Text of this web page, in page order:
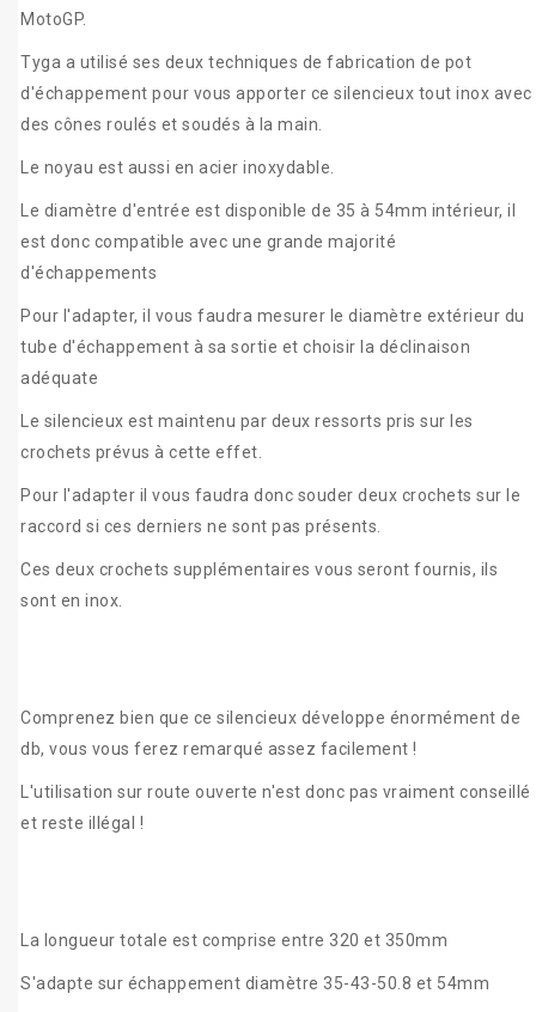
MotoGP.
Tyga a utilisé ses deux techniques de fabrication de pot
d'échappement pour vous apporter ce silencieux tout inox avec
des cônes roulés et soudés à la main.
Le noyau est aussi en acier inoxydable.
Le diamètre d'entrée est disponible de 35 à 54mm intérieur, il
est donc compatible avec une grande majorité
d'échappements
Pour l'adapter, il vous faudra mesurer le diamètre extérieur du
tube d'échappement à sa sortie et choisir la déclinaison
adéquate
Le silencieux est maintenu par deux ressorts pris sur les
crochets prévus à cette effet.
Pour l'adapter il vous faudra donc souder deux crochets sur le
raccord si ces derniers ne sont pas présents.
Ces deux crochets supplémentaires vous seront fournis, ils
sont en inox.
Comprenez bien que ce silencieux développe énormément de
db, vous vous ferez remarqué assez facilement !
L'utilisation sur route ouverte n'est donc pas vraiment conseillé
et reste illégal !
La longueur totale est comprise entre 320 et 350mm
S'adapte sur échappement diamètre 35-43-50.8 et 54mm